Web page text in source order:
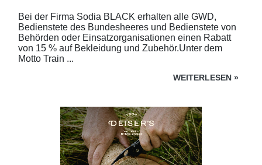
Bei der Firma Sodia BLACK erhalten alle GWD,
Bedienstete des Bundesheeres und Bedienstete von
Behörden oder Einsatzorganisationen einen Rabatt
von 15 % auf Bekleidung und Zubehör.Unter dem
Motto Train ...
WEITERLESEN »